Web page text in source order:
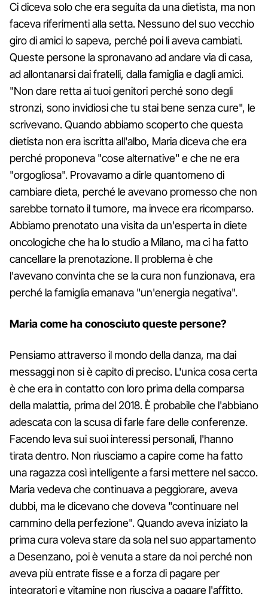
Ci diceva solo che era seguita da una dietista, ma non
faceva riferimenti alla setta. Nessuno del suo vecchio
giro di amici lo sapeva, perché poi li aveva cambiati.
Queste persone la spronavano ad andare via di casa,
ad allontanarsi dai fratelli, dalla famiglia e dagli amici.
"Non dare retta ai tuoi genitori perché sono degli
stronzi, sono invidiosi che tu stai bene senza cure", le
scrivevano. Quando abbiamo scoperto che questa
dietista non era iscritta all'albo, Maria diceva che era
perché proponeva "cose alternative" e che ne era
"orgogliosa". Provavamo a dirle quantomeno di
cambiare dieta, perché le avevano promesso che non
sarebbe tornato il tumore, ma invece era ricomparso.
Abbiamo prenotato una visita da un'esperta in diete
oncologiche che ha lo studio a Milano, ma ci ha fatto
cancellare la prenotazione. Il problema è che
l'avevano convinta che se la cura non funzionava, era
perché la famiglia emanava "un'energia negativa".
Maria come ha conosciuto queste persone?
Pensiamo attraverso il mondo della danza, ma dai
messaggi non si è capito di preciso. L'unica cosa certa
è che era in contatto con loro prima della comparsa
della malattia, prima del 2018. È probabile che l'abbiano
adescata con la scusa di farle fare delle conferenze.
Facendo leva sui suoi interessi personali, l'hanno
tirata dentro. Non riusciamo a capire come ha fatto
una ragazza così intelligente a farsi mettere nel sacco.
Maria vedeva che continuava a peggiorare, aveva
dubbi, ma le dicevano che doveva "continuare nel
cammino della perfezione". Quando aveva iniziato la
prima cura voleva stare da sola nel suo appartamento
a Desenzano, poi è venuta a stare da noi perché non
aveva più entrate fisse e a forza di pagare per
integratori e vitamine non riusciva a pagare l'affitto.